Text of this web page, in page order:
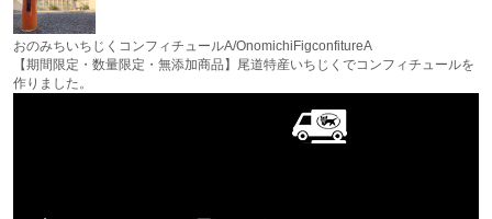
おのみちいちじくコンフィチュールA/OnomichiFigconfitureA
【期間限定・数量限定・無添加商品】尾道特産いちじくでコンフィチュールを
作りました。